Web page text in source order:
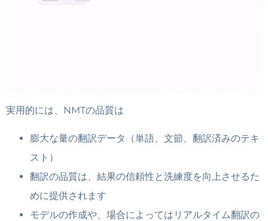
実用的には、NMTの品質は
膨大な量の翻訳データ（単語、文節、翻訳済みのテキ
スト）
翻訳の品質は、結果の信頼性と洗練度を向上させるた
めに提供されます
モデルの作成や、場合によってはリアルタイム翻訳の